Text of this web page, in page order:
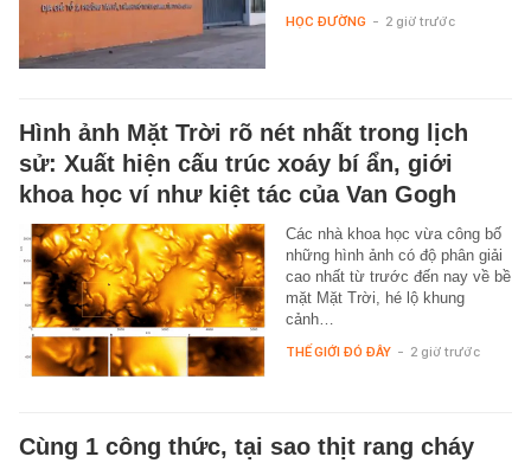
HỌC ĐƯỜNG - 2 giờ trước
Hình ảnh Mặt Trời rõ nét nhất trong lịch
sử: Xuất hiện cấu trúc xoáy bí ẩn, giới
khoa học ví như kiệt tác của Van Gogh
Các nhà khoa học vừa công bố
những hình ảnh có độ phân giải
cao nhất từ trước đến nay về bề
mặt Mặt Trời, hé lộ khung
cảnh…
THẾ GIỚI ĐÓ ĐÂY - 2 giờ trước
Cùng 1 công thức, tại sao thịt rang cháy